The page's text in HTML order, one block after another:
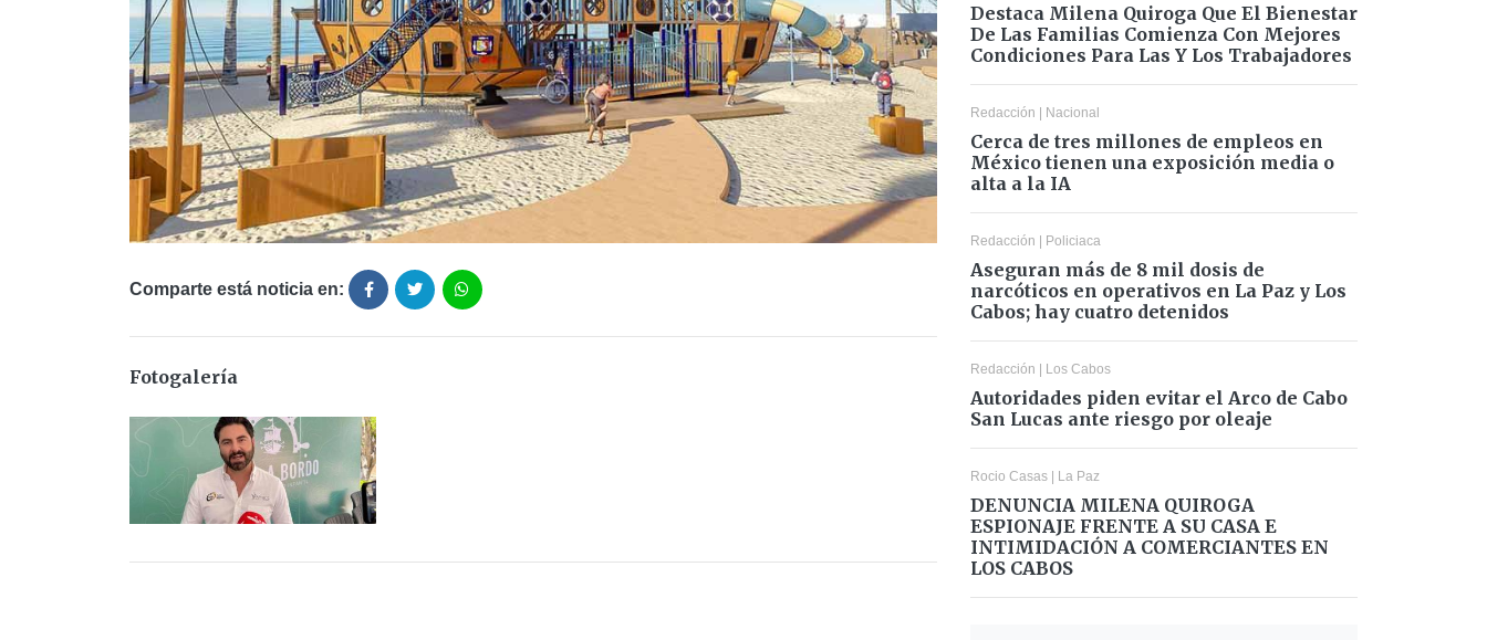
Comparte está noticia en:
Fotogalería
Destaca Milena Quiroga Que El Bienestar
De Las Familias Comienza Con Mejores
Condiciones Para Las Y Los Trabajadores
Redacción | Nacional
Cerca de tres millones de empleos en
México tienen una exposición media o
alta a la IA
Redacción | Policiaca
Aseguran más de 8 mil dosis de
narcóticos en operativos en La Paz y Los
Cabos; hay cuatro detenidos
Redacción | Los Cabos
Autoridades piden evitar el Arco de Cabo
San Lucas ante riesgo por oleaje
Rocio Casas | La Paz
DENUNCIA MILENA QUIROGA
ESPIONAJE FRENTE A SU CASA E
INTIMIDACIÓN A COMERCIANTES EN
LOS CABOS